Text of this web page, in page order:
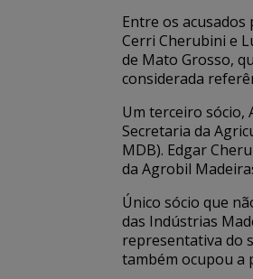
Entre os
Cerri Cherubini e
de Mato Grosso,
considerada
Um terceiro sócio,
Secretaria da
MDB). Edgar
da Agrobil
Único sócio que
das Indústrias
representativa do
também ocupou a